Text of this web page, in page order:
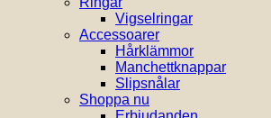
Vigselringar
Accessoarer
Hårklämmor
Manchettknappar
Slipsnålar
Shoppa nu